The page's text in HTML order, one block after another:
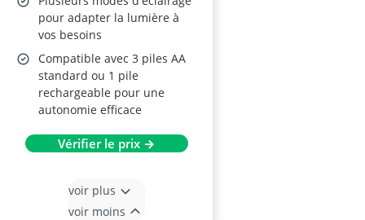
pour adapter la lumière à
vos besoins
Compatible avec 3 piles AA
standard ou 1 pile
rechargeable pour une
autonomie efficace
Vérifier le prix →
voir plus
voir moins